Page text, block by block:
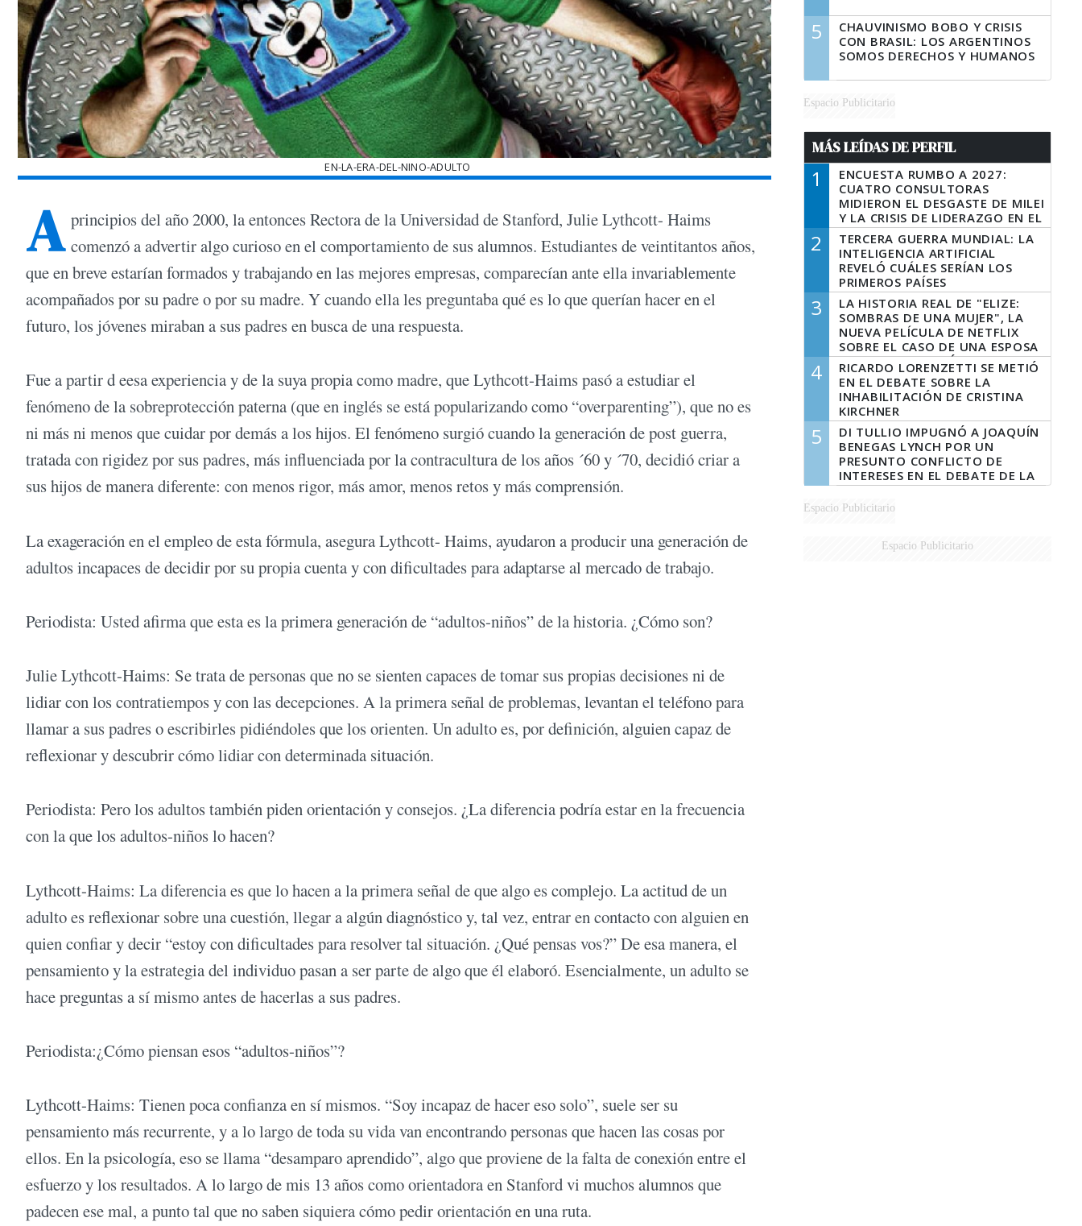
EN-LA-ERA-DEL-NINO-ADULTO
A principios del año 2000, la entonces Rectora de la Universidad de Stanford, Julie Lythcott- Haims
comenzó a advertir algo curioso en el comportamiento de sus alumnos. Estudiantes de veintitantos años,
que en breve estarían formados y trabajando en las mejores empresas, comparecían ante ella invariablemente
acompañados por su padre o por su madre. Y cuando ella les preguntaba qué es lo que querían hacer en el
futuro, los jóvenes miraban a sus padres en busca de una respuesta.
Fue a partir d eesa experiencia y de la suya propia como madre, que Lythcott-Haims pasó a estudiar el
fenómeno de la sobreprotección paterna (que en inglés se está popularizando como “overparenting”), que no es
ni más ni menos que cuidar por demás a los hijos. El fenómeno surgió cuando la generación de post guerra,
tratada con rigidez por sus padres, más influenciada por la contracultura de los años ´60 y ´70, decidió criar a
sus hijos de manera diferente: con menos rigor, más amor, menos retos y más comprensión.
La exageración en el empleo de esta fórmula, asegura Lythcott- Haims, ayudaron a producir una generación de
adultos incapaces de decidir por su propia cuenta y con dificultades para adaptarse al mercado de trabajo.
Periodista: Usted afirma que esta es la primera generación de “adultos-niños” de la historia. ¿Cómo son?
Julie Lythcott-Haims: Se trata de personas que no se sienten capaces de tomar sus propias decisiones ni de
lidiar con los contratiempos y con las decepciones. A la primera señal de problemas, levantan el teléfono para
llamar a sus padres o escribirles pidiéndoles que los orienten. Un adulto es, por definición, alguien capaz de
reflexionar y descubrir cómo lidiar con determinada situación.
Periodista: Pero los adultos también piden orientación y consejos. ¿La diferencia podría estar en la frecuencia
con la que los adultos-niños lo hacen?
Lythcott-Haims: La diferencia es que lo hacen a la primera señal de que algo es complejo. La actitud de un
adulto es reflexionar sobre una cuestión, llegar a algún diagnóstico y, tal vez, entrar en contacto con alguien en
quien confiar y decir “estoy con dificultades para resolver tal situación. ¿Qué pensas vos?” De esa manera, el
pensamiento y la estrategia del individuo pasan a ser parte de algo que él elaboró. Esencialmente, un adulto se
hace preguntas a sí mismo antes de hacerlas a sus padres.
Periodista:¿Cómo piensan esos “adultos-niños”?
Lythcott-Haims: Tienen poca confianza en sí mismos. “Soy incapaz de hacer eso solo”, suele ser su
pensamiento más recurrente, y a lo largo de toda su vida van encontrando personas que hacen las cosas por
ellos. En la psicología, eso se llama “desamparo aprendido”, algo que proviene de la falta de conexión entre el
esfuerzo y los resultados. A lo largo de mis 13 años como orientadora en Stanford vi muchos alumnos que
padecen ese mal, a punto tal que no saben siquiera cómo pedir orientación en una ruta.
5
CHAUVINISMO BOBO Y CRISIS
CON BRASIL: LOS ARGENTINOS
SOMOS DERECHOS Y HUMANOS
Espacio Publicitario
MÁS LEÍDAS DE PERFIL
1
ENCUESTA RUMBO A 2027:
CUATRO CONSULTORAS
MIDIERON EL DESGASTE DE MILEI
Y LA CRISIS DE LIDERAZGO EN EL
PERONISMO
2
TERCERA GUERRA MUNDIAL: LA
INTELIGENCIA ARTIFICIAL
REVELÓ CUÁLES SERÍAN LOS
PRIMEROS PAÍSES
LATINOAMERICANOS EN SER
DERROTADOS
3
LA HISTORIA REAL DE "ELIZE:
SOMBRAS DE UNA MUJER", LA
NUEVA PELÍCULA DE NETFLIX
SOBRE EL CASO DE UNA ESPOSA
QUE DESCUARTIZÓ A SU
MARIDO
4
RICARDO LORENZETTI SE METIÓ
EN EL DEBATE SOBRE LA
INHABILITACIÓN DE CRISTINA
KIRCHNER
5
DI TULLIO IMPUGNÓ A JOAQUÍN
BENEGAS LYNCH POR UN
PRESUNTO CONFLICTO DE
INTERESES EN EL DEBATE DE LA
LEY DE TIERRAS
Espacio Publicitario
Espacio Publicitario